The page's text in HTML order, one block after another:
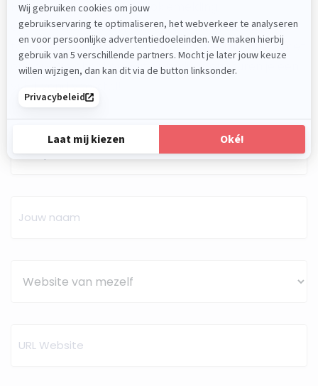
Heb jij interesse in een cookiemelding,
cookieverklaring en privacyverklaring die altijd up-
to-date is, voor jou of jouw klant? Neem contact met
ons op. We checken wat er nodig is en sturen je een